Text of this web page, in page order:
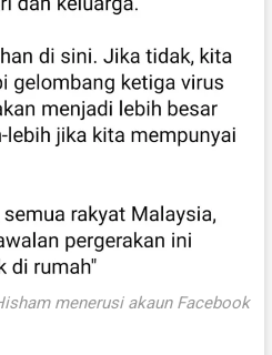
menerusi akaun Facebook